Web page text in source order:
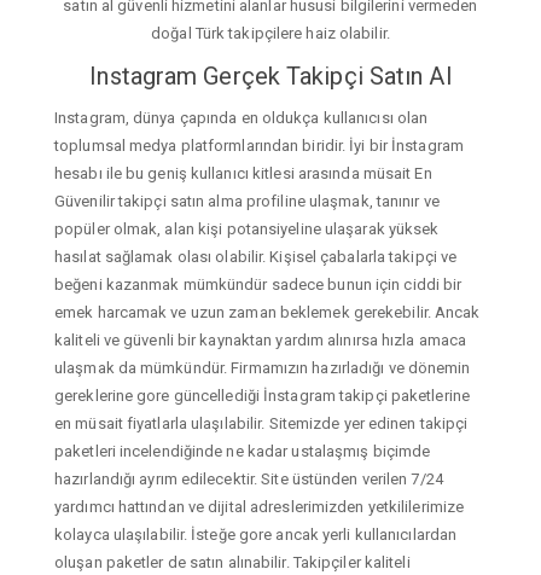
satın al güvenli hizmetini alanlar hususi bilgilerini vermeden
doğal Türk takipçilere haiz olabilir.
Instagram Gerçek Takipçi Satın Al
Instagram, dünya çapında en oldukça kullanıcısı olan
toplumsal medya platformlarından biridir. İyi bir İnstagram
hesabı ile bu geniş kullanıcı kitlesi arasında müsait En
Güvenilir takipçi satın alma profiline ulaşmak, tanınır ve
popüler olmak, alan kişi potansiyeline ulaşarak yüksek
hasılat sağlamak olası olabilir. Kişisel çabalarla takipçi ve
beğeni kazanmak mümkündür sadece bunun için ciddi bir
emek harcamak ve uzun zaman beklemek gerekebilir. Ancak
kaliteli ve güvenli bir kaynaktan yardım alınırsa hızla amaca
ulaşmak da mümkündür. Firmamızın hazırladığı ve dönemin
gereklerine gore güncellediği İnstagram takipçi paketlerine
en müsait fiyatlarla ulaşılabilir. Sitemizde yer edinen takipçi
paketleri incelendiğinde ne kadar ustalaşmış biçimde
hazırlandığı ayrım edilecektir. Site üstünden verilen 7/24
yardımcı hattından ve dijital adreslerimizden yetkililerimize
kolayca ulaşılabilir. İsteğe gore ancak yerli kullanıcılardan
oluşan paketler de satın alınabilir. Takipçiler kaliteli